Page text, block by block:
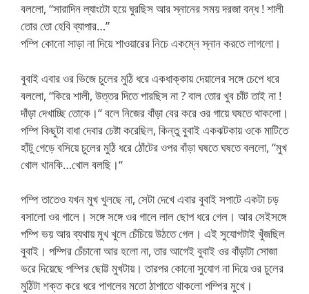
বললো, “সারাদিন ল্যাংটো হয়ে ঘুরছিস আর স্নানের সময় দরজা বন্ধ ! শালী
তোর তো হেবি ব্যাপার…”
পম্পি কোনো সাড়া না দিয়ে শাওয়ারের নিচে একম্নে স্নান করতে লাগলো।
বুবাই এবার ওর ভিজে চুলের মুঠি ধরে একধাক্কায় দেয়ালের সঙ্গে চেপে ধরে
বললো, “কিরে শালী, উত্তর দিতে পারছিস না ? বাল তোর খুব চাঁট তাই না !
দাঁড়া দেখাচ্ছি তোকে।“ বলে নিজের বাঁড়া বের করে ওর গায়ে ঘষতে থাকলো।
পম্পি কিছুটা বাধা দেবার চেষ্টা করেছিল, কিন্তু বুবাই একঝটকায় ওকে মাটিতে
হাঁটু গেড়ে বসিয়ে চুলের মুঠি ধরে ঠোঁটের ওপর বাঁড়া ঘষতে ঘষতে বললো, “মুখ
খোল খানকি…খোল বলছি।“
পম্পি তাতেও যখন মুখ খুলছে না, সেটা দেখে এবার বুবাই সপাটে একটা চড়
বসালো ওর গালে। সঙ্গে সঙ্গে ওর গালে লাল ছোপ ধরে গেল। আর সেইসঙ্গে
পম্পি ভয় আর ব্যথায় মুখ খুলে চেঁচিয়ে উঠতে গেল। এই সুযোগটাই খুঁজছিল
বুবাই। পম্পির চেঁচানো আর হলো না, তার আগেই বুবাই ওর বাঁড়াটা সোজা
ভরে দিয়েছে পম্পির ছোট্ট মুখটায়। তারপর কোনো সুযোগ না দিয়ে ওর চুলের
মুঠিটা শক্ত করে ধরে পাগলের মতো ঠাপাতে থাকলো পম্পির মুখে।